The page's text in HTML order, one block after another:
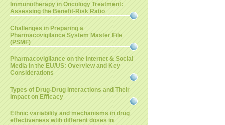
Immunotherapy in Oncology Treatment:
Assessing the Benefit-Risk Ratio
Challenges in Preparing a
Pharmacovigilance System Master File
(PSMF)
Pharmacovigilance on the Internet & Social
Media in the EU/US: Overview and Key
Considerations
Types of Drug-Drug Interactions and Their
Impact on Efficacy
Ethnic variability and mechanisms in drug
effectiveness wtih different doses in